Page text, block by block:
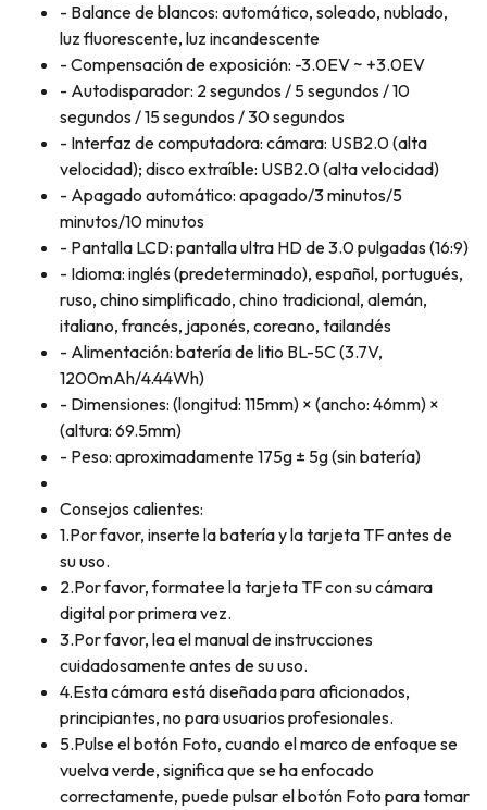
- Balance de blancos: automático, soleado, nublado,
luz fluorescente, luz incandescente
- Compensación de exposición: -3.0EV ~ +3.0EV
- Autodisparador: 2 segundos / 5 segundos / 10
segundos / 15 segundos / 30 segundos
- Interfaz de computadora: cámara: USB2.0 (alta
velocidad); disco extraíble: USB2.0 (alta velocidad)
- Apagado automático: apagado/3 minutos/5
minutos/10 minutos
- Pantalla LCD: pantalla ultra HD de 3.0 pulgadas (16:9)
- Idioma: inglés (predeterminado), español, portugués,
ruso, chino simplificado, chino tradicional, alemán,
italiano, francés, japonés, coreano, tailandés
- Alimentación: batería de litio BL-5C (3.7V,
1200mAh/4.44Wh)
- Dimensiones: (longitud: 115mm) × (ancho: 46mm) ×
(altura: 69.5mm)
- Peso: aproximadamente 175g ± 5g (sin batería)
Consejos calientes:
1.Por favor, inserte la batería y la tarjeta TF antes de
su uso.
2.Por favor, formatee la tarjeta TF con su cámara
digital por primera vez.
3.Por favor, lea el manual de instrucciones
cuidadosamente antes de su uso.
4.Esta cámara está diseñada para aficionados,
principiantes, no para usuarios profesionales.
5.Pulse el botón Foto, cuando el marco de enfoque se
vuelva verde, significa que se ha enfocado
correctamente, puede pulsar el botón Foto para tomar